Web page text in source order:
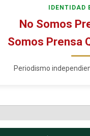
IDENTIDAD
No Somos
Somos Prensa
Periodismo